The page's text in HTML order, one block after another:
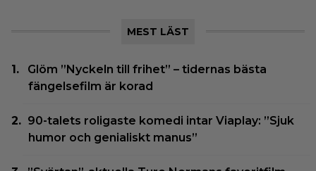
MEST LÄST
Glöm ”Nyckeln till frihet” – tidernas bästa
fängelsefilm är korad
90-talets roligaste komedi intar Viaplay: ”Sjuk
humor och genialiskt manus”